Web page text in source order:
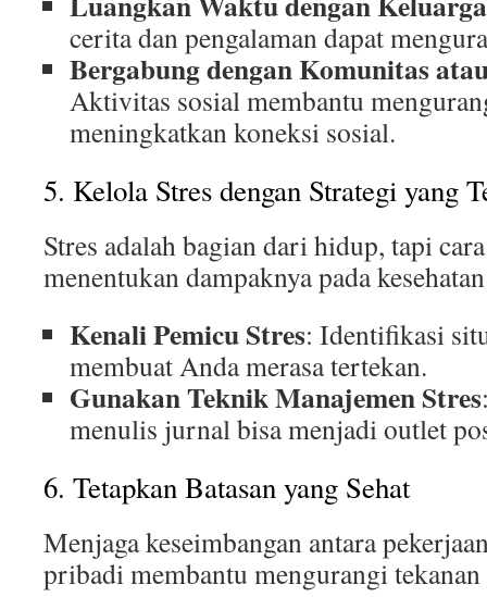
cerita dan pengalaman dapat
Bergabung dengan Komunitas
Aktivitas sosial membantu
meningkatkan koneksi sosial.
5. Kelola Stres dengan Strategi yang
Stres adalah bagian dari hidup, tapi
menentukan dampaknya pada
Kenali Pemicu Stres: Identifikasi
membuat Anda merasa tertekan.
Gunakan Teknik Manajemen Stres
menulis jurnal bisa menjadi outlet
6. Tetapkan Batasan yang Sehat
Menjaga keseimbangan antara
pribadi membantu mengurangi